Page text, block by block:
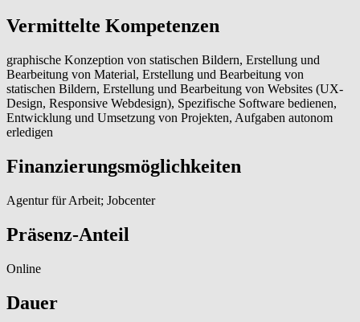
Vermittelte Kompetenzen
graphische Konzeption von statischen Bildern, Erstellung und
Bearbeitung von Material, Erstellung und Bearbeitung von
statischen Bildern, Erstellung und Bearbeitung von Websites (UX-
Design, Responsive Webdesign), Spezifische Software bedienen,
Entwicklung und Umsetzung von Projekten, Aufgaben autonom
erledigen
Finanzierungsmöglichkeiten
Agentur für Arbeit; Jobcenter
Präsenz-Anteil
Online
Dauer